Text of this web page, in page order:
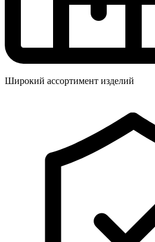
Широкий ассортимент изделий